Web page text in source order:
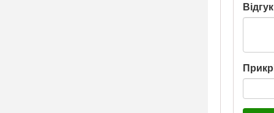
Відгук